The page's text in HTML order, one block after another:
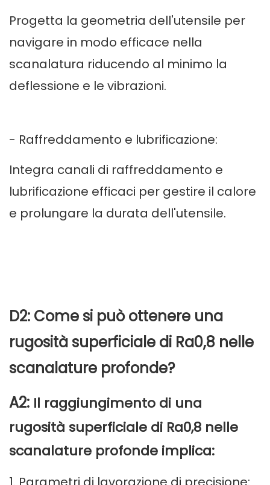
Progetta la geometria dell'utensile per
navigare in modo efficace nella
scanalatura riducendo al minimo la
deflessione e le vibrazioni.
- Raffreddamento e lubrificazione:
Integra canali di raffreddamento e
lubrificazione efficaci per gestire il calore
e prolungare la durata dell'utensile.
D2: Come si può ottenere una
rugosità superficiale di Ra0,8 nelle
scanalature profonde?
A2: Il raggiungimento di una
rugosità superficiale di Ra0,8 nelle
scanalature profonde implica: